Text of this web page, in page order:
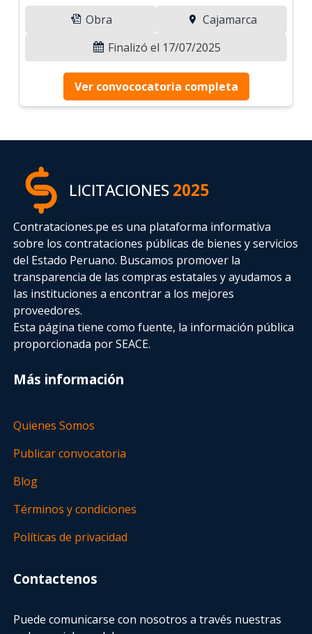
Obra
Cajamarca
Finalizó el 17/07/2025
Ver convococatoria completa
LICITACIONES2025
Contrataciones.pe es una plataforma informativa
sobre los contrataciones públicas de bienes y servicios
del Estado Peruano. Buscamos promover la
transparencia de las compras estatalesy ayudamos a
las instituciones a encontrar a los mejores
proveedores.
Esta página tiene como fuente, la información pública
proporcionada por SEACE.
Más información
Quienes Somos
Publicar convocatoria
Blog
Términos y condiciones
Políticas de privacidad
Contactenos
Puede comunicarse con nosotros a través nuestras